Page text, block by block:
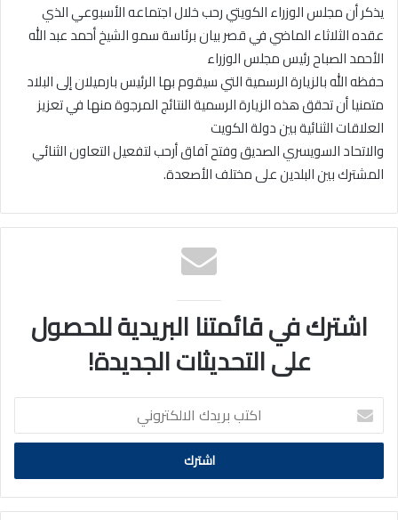
يذكر أن مجلس الوزراء الكويتي رحب خلال اجتماعه الأسبوعي الذي
عقده الثلاثاء الماضي في قصر بيان برئاسة سمو الشيخ أحمد عبد الله
الأحمد الصباح رئيس مجلس الوزراء
حفظه الله بالزيارة الرسمية التي سيقوم بها الرئيس بارميلان إلى البلاد
متمنيا أن تحقق هذه الزيارة الرسمية النتائج المرجوة منها في تعزيز
العلاقات الثنائية بين دولة الكويت
والاتحاد السويسري الصديق وفتح آفاق أرحب لتفعيل التعاون الثنائي
المشترك بين البلدين على مختلف الأصعدة.
اشترك في قائمتنا البريدية للحصول
على التحديثات الجديدة!
اكتب
بريدك
الالكتروني